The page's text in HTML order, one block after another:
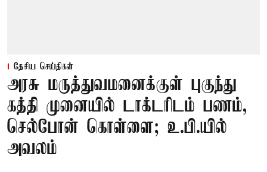
தேசிய செய்திகள்
அரசு மருத்துவமனைக்குள் புகுந்து
கத்தி முனையில் டாக்டரிடம் பணம்,
செல்போன் கொள்ளை; உ.பி.யில்
அவலம்